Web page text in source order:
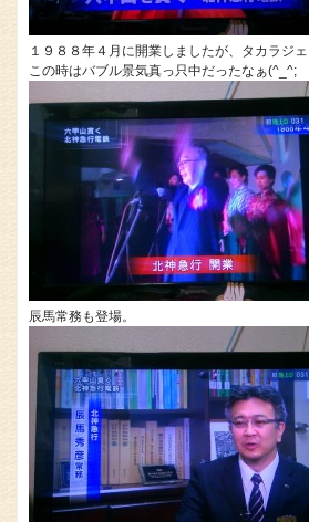
１９８８年４月に開業しましたが、タカラジ
この時はバブル景気真っ只中だったなぁ(^_^;
辰馬常務も登場。